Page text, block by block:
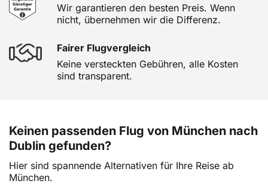
Wir garantieren den besten Preis. Wenn
nicht, übernehmen wir die Differenz.
Fairer Flugvergleich
Keine versteckten Gebühren, alle Kosten
sind transparent.
Keinen passenden Flug von München nach
Dublin gefunden?
Hier sind spannende Alternativen für Ihre Reise ab
München.